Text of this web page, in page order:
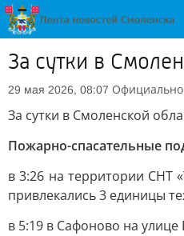
За сутки в
29 мая 2026, 08:07 Официально
За сутки в Смоленской
Пожарно-спасательные
в 3:26 на территории СНТ
привлекались 3 единицы
в 5:19 в Сафоново на